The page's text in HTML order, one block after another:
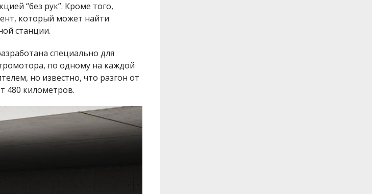
“без рук”. Кроме того,
который может найти
станции.
специально для
по одному на каждой
но известно, что разгон от
480 километров.